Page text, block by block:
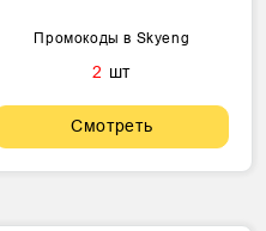
Промокоды в Skyeng
2 шт
Смотреть